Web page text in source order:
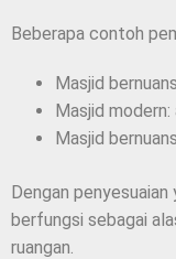
Beberapa contoh
Masjid
Masjid
Masjid
Dengan
berfungsi sebagai
ruangan.